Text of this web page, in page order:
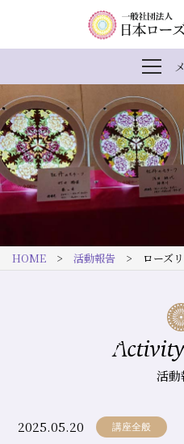
一
団
法
人
日
ロ
ド
内
ま
で
ス
キ
ッ
す
メ
ン
ナ
ビ
ゲ
ー
ョ
HOME > 活動報告 > ローズリ
活動
2025.05.20 講座全般